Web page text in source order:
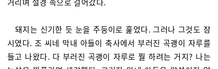
돼지는 신기한 듯 눈을 주둥이로 훑었다. 그러나 그것도 잠
시였다. 조 씨네 막내 아들이 축사에서 부러진 곡괭이 자루를
들고 나왔다. 다 부러진 곡괭이 자루로 뭘 하려는 거지? 나는